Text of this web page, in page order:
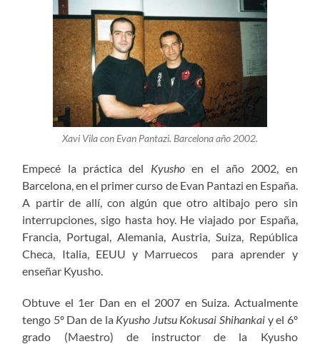
Xavi Vila con Evan Pantazi. Barcelona año 2002.
Empecé la práctica del Kyushoen el año 2002, en
Barcelona, en el primer curso de Evan Pantazi en España.
A partir de allí, con algún que otro altibajo pero sin
interrupciones, sigo hasta hoy. He viajado por España,
Francia, Portugal, Alemania, Austria, Suiza, República
Checa, Italia, EEUU y Marruecos para aprender y
enseñar Kyusho.
Obtuve el 1er Dan en el 2007 en Suiza. Actualmente
tengo 5º Dan de la Kyusho Jutsu Kokusai Shihankaiy el 6º
grado (Maestro) de instructor de la Kyusho